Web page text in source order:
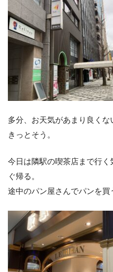
多分、お天気があまり良くな
きっとそう。
今日は隣駅の喫茶店まで行
ぐ帰る。
途中のパン屋さんでパンを買